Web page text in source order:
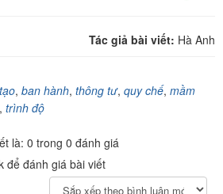
Tác giả bài viết: Hà Anh
, ban hành, thông tư, quy chế, mầm
, trình độ
là: 0 trong 0 đánh giá
để đánh giá bài viết